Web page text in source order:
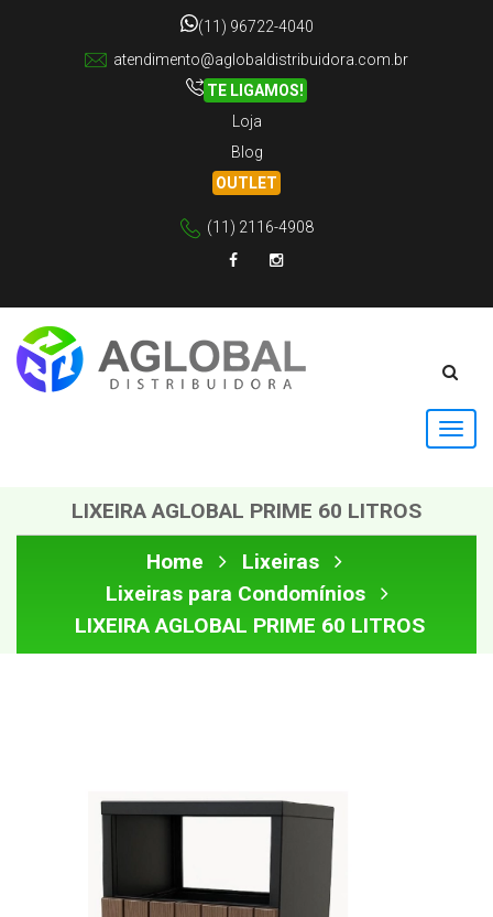
(11) 96722-4040
atendimento@aglobaldistribuidora.com.br
TE LIGAMOS!
Loja
Blog
OUTLET
(11) 2116-4908
LIXEIRA AGLOBAL PRIME 60 LITROS
Home
Lixeiras
Lixeiras para Condomínios
LIXEIRA AGLOBAL PRIME 60 LITROS